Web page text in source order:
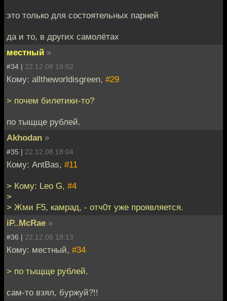
это только для состоятельных парней
да и то, в других самолётах
местный »
#34 | 22.12.08 18:02
Кому: alltheworldisgreen, #29
> почем билетики-то?
по тыщще рублей.
Akhodan »
#35 | 22.12.08 18:04
Кому: AntBas, #11
> Кому: Leo G, #4
>
> Жми F5, камрад, - отч0т уже проявляется.
iP..McRae »
#36 | 22.12.08 18:13
Кому: местный, #34
> по тыщще рублей.
сам-то взял, буржуй?!!